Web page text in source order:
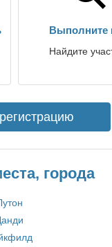
Выполните
Найдите
города